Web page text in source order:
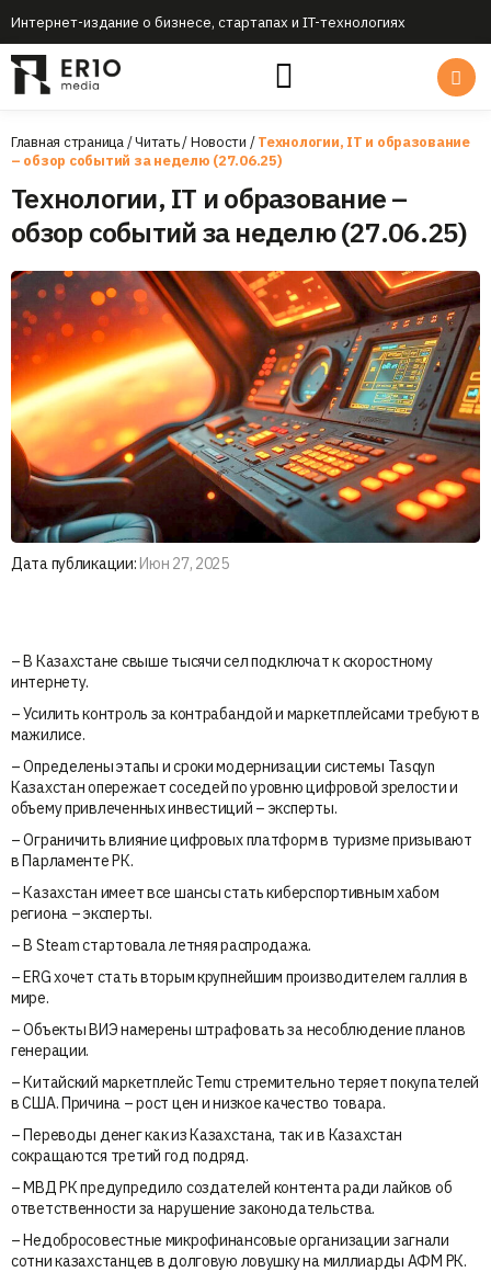
Интернет-издание о бизнесе, стартапах и IT-технологиях
Главная страница/Читать/Новости /Технологии, IT и образование
– обзор событий за неделю (27.06.25)
Технологии, IT и образование –
обзор событий за неделю (27.06.25)
Дата публикации: Июн 27, 2025
– В Казахстане свыше тысячи сел подключат к скоростному
интернету.
– Усилить контроль за контрабандой и маркетплейсами требуют в
мажилисе.
– Определены этапы и сроки модернизации системы Tasqyn
Казахстан опережает соседей по уровню цифровой зрелости и
объему привлеченных инвестиций – эксперты.
– Ограничить влияние цифровых платформ в туризме призывают
в Парламенте РК.
– Казахстан имеет все шансы стать киберспортивным хабом
региона – эксперты.
– В Steam стартовала летняя распродажа.
– ERG хочет стать вторым крупнейшим производителем галлия в
мире.
– Объекты ВИЭ намерены штрафовать за несоблюдение планов
генерации.
– Китайский маркетплейс Temu стремительно теряет покупателей
в США. Причина – рост цен и низкое качество товара.
– Переводы денег как из Казахстана, так и в Казахстан
сокращаются третий год подряд.
– МВД РК предупредило создателей контента ради лайков об
ответственности за нарушение законодательства.
– Недобросовестные микрофинансовые организации загнали
сотни казахстанцев в долговую ловушку на миллиарды АФМ РК.